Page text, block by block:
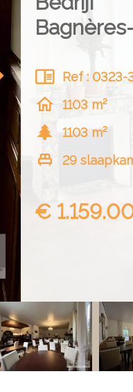
Ref : 0323-
1103 m²
1103 m²
29
€